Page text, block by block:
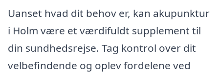
Uanset hvad dit behov er, kan akupunktur
i Holm være et værdifuldt supplement til
din sundhedsrejse. Tag kontrol over dit
velbefindende og oplev fordelene ved